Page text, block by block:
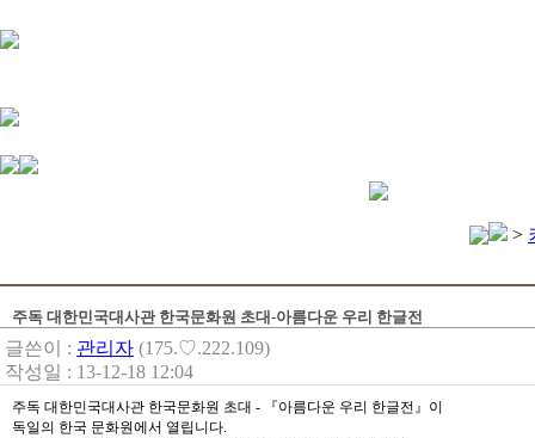
>
주독 대한민국대사관 한국문화원 초대-아름다운 우리 한글전
글쓴이 : 관리자 (175.♡.222.109)
작성일 : 13-12-18 12:04
주독 대한민국대사관 한국문화원 초대 - 『아름다운 우리 한글전』이
독일의 한국 문화원에서 열립니다.